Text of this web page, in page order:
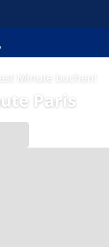
Minute buchen!
Paris